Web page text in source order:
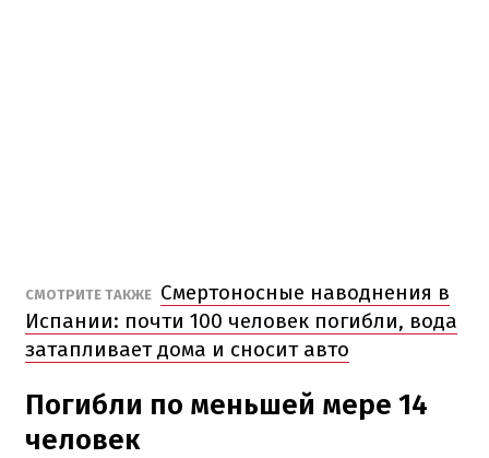
СМОТРИТЕ ТАКЖЕ Смертоносные наводнения в
Испании: почти 100 человек погибли, вода
затапливает дома и сносит авто
Погибли по меньшей мере 14
человек